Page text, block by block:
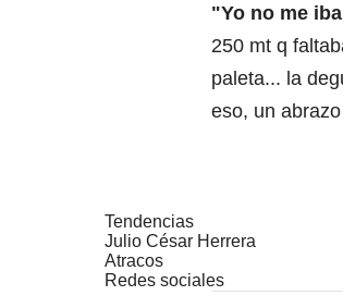
"Yo no me
250 mt q
paleta... la
eso, un
Tendencias
Julio César Herrera
Atracos
Redes sociales